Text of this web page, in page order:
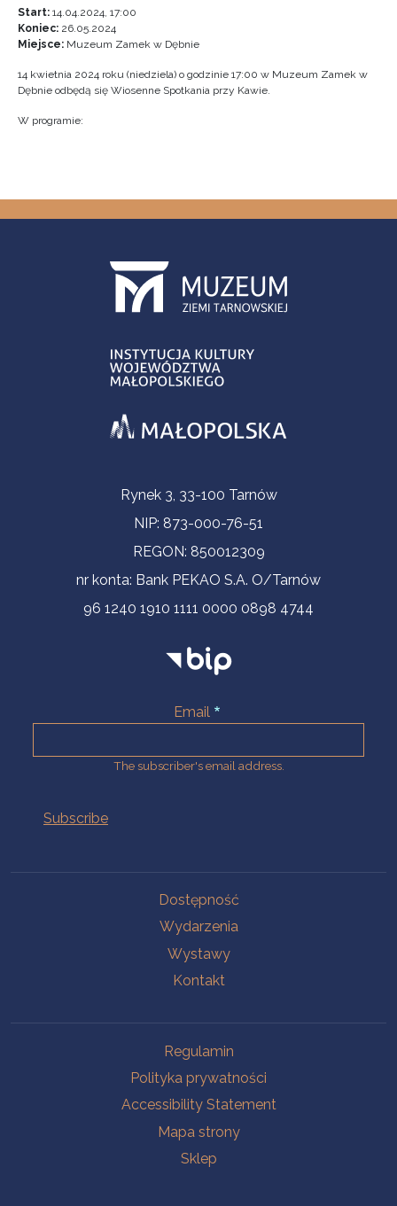
Start: 14.04.2024, 17:00
Koniec: 26.05.2024
Miejsce: Muzeum Zamek w Dębnie
14 kwietnia 2024 roku (niedziela) o godzinie 17:00 w Muzeum Zamek w
Dębnie odbędą się Wiosenne Spotkania przy Kawie.
W programie:
Contact InformationRynek 3, 33-100 Tarnów
NIP: 873-000-76-51
REGON: 850012309
nr konta: Bank PEKAO S.A. O/Tarnów
96 1240 1910 1111 0000 0898 4744
Email
The subscriber's email address.
Dostępność
Wydarzenia
Wystawy
Kontakt
Regulamin
Polityka prywatności
Accessibility Statement
Mapa strony
Sklep